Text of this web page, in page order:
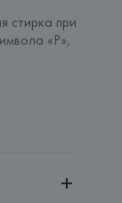
стирка при
«P»,